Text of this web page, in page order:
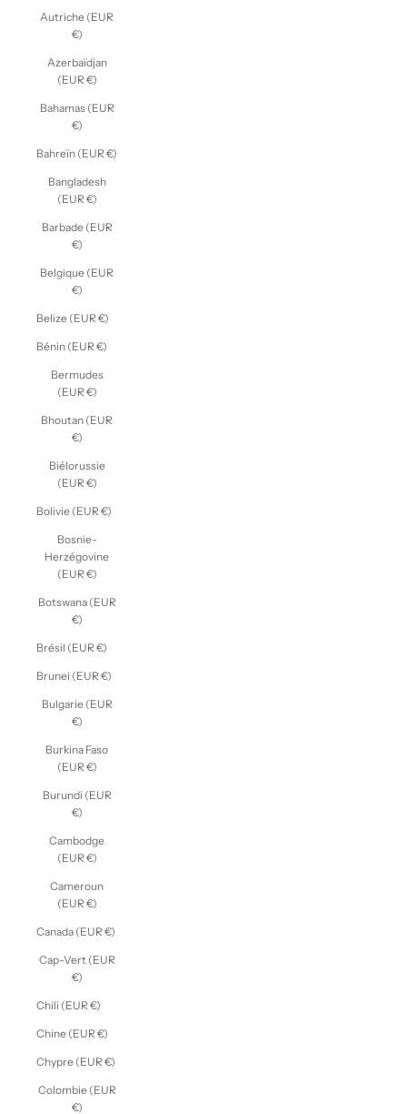
Autriche (EUR
€)
Azerbaïdjan
(EUR €)
Bahamas (EUR
€)
Bahreïn (EUR €)
Bangladesh
(EUR €)
Barbade (EUR
€)
Belgique (EUR
€)
Belize (EUR €)
Bénin (EUR €)
Bermudes
(EUR €)
Bhoutan (EUR
€)
Biélorussie
(EUR €)
Bolivie (EUR €)
Bosnie-
Herzégovine
(EUR €)
Botswana (EUR
€)
Brésil (EUR €)
Brunei (EUR €)
Bulgarie (EUR
€)
Burkina Faso
(EUR €)
Burundi (EUR
€)
Cambodge
(EUR €)
Cameroun
(EUR €)
Canada (EUR €)
Cap-Vert (EUR
€)
Chili (EUR €)
Chine (EUR €)
Chypre (EUR €)
Colombie (EUR
€)